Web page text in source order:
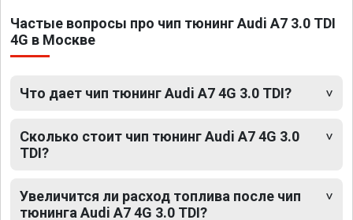
Частые вопросы про чип тюнинг Audi A7 3.0 TDI
4G в Москве
Что дает чип тюнинг Audi A7 4G 3.0 TDI?
Сколько стоит чип тюнинг Audi A7 4G 3.0
TDI?
Увеличится ли расход топлива после чип
тюнинга Audi A7 4G 3.0 TDI?